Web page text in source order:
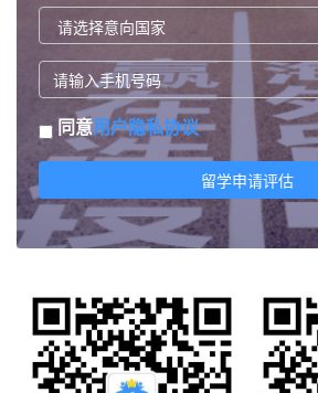
同意用户隐私协议
留学申请评估